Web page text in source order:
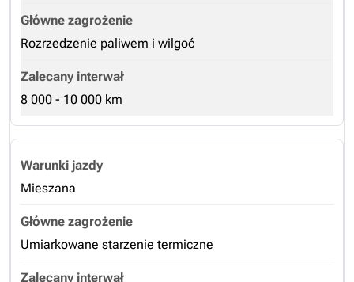
Rozrzedzenie paliwem i wilgoć
8 000 - 10 000 km
Mieszana
Umiarkowane starzenie termiczne